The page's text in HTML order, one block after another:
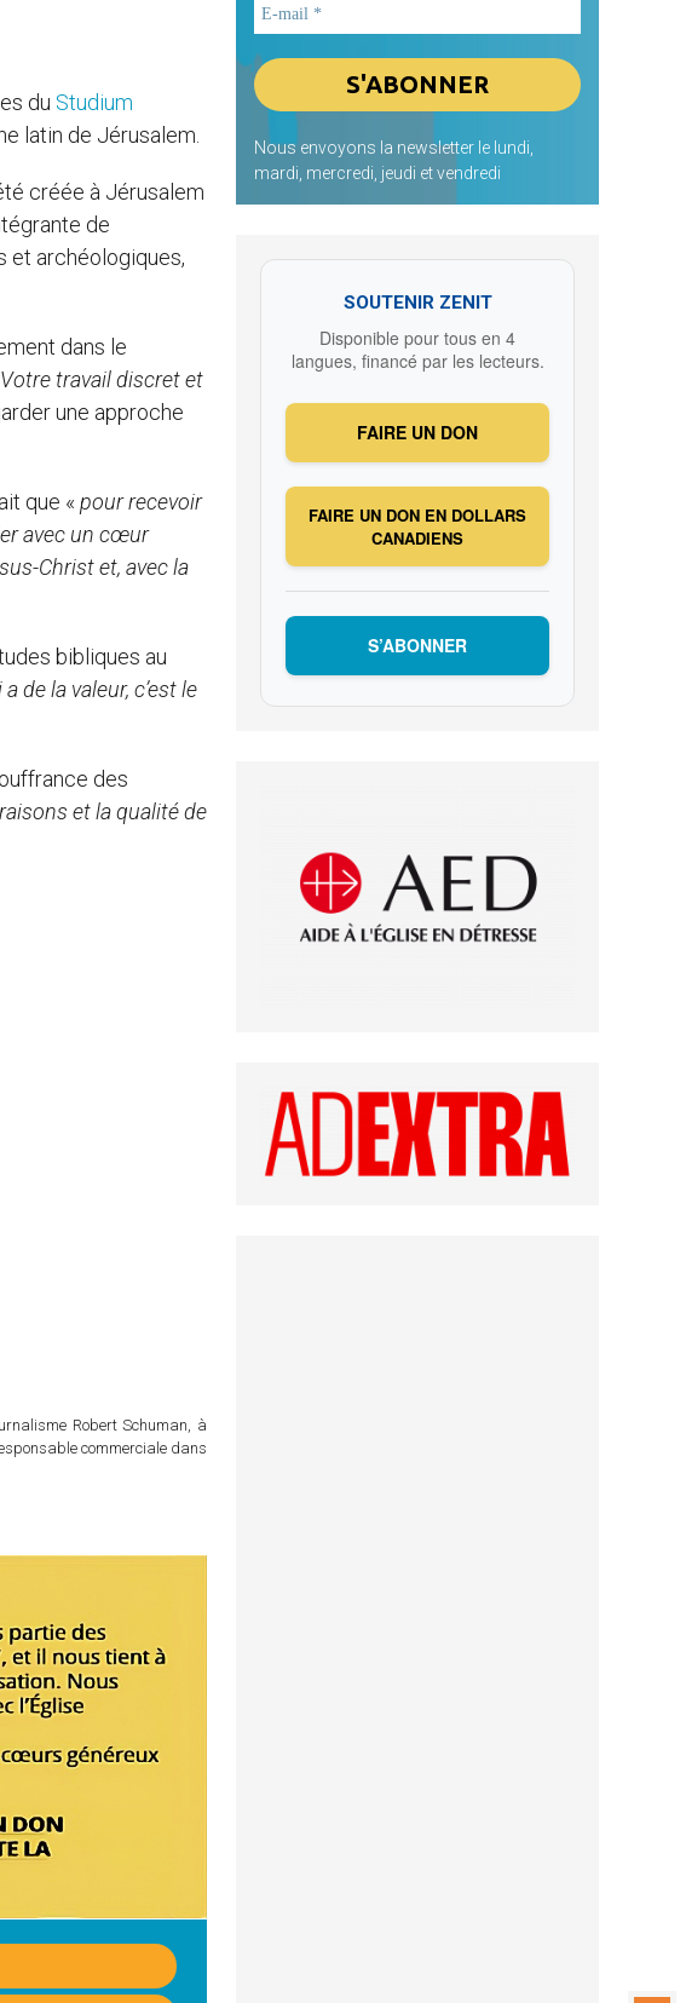
du Studium
latin de Jérusalem.
créée à Jérusalem
de
et archéologiques,
dans le
Votre travail discret et
une approche
que « pour recevoir
avec un cœur
Christ et, avec la
bibliques au
de la valeur, c’est le
des
et la qualité de
Robert Schuman, à
commerciale dans
Nous envoyons la newsletter le lundi,
mardi, mercredi, jeudi et vendredi
SOUTENIR ZENIT
Disponible pour tous en 4
langues, financé par les lecteurs.
FAIRE UN DON
FAIRE UN DON EN DOLLARS
CANADIENS
S’ABONNER